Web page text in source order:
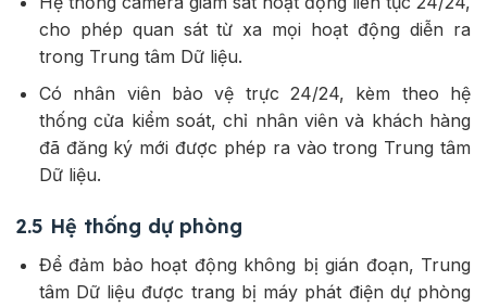
cho phép quan sát từ xa mọi hoạt động diễn ra
trong Trung tâm Dữ liệu.
Có nhân viên bảo vệ trực 24/24, kèm theo hệ
thống cửa kiểm soát, chỉ nhân viên và khách hàng
đã đăng ký mới được phép ra vào trong Trung tâm
Dữ liệu.
2.5 Hệ thống dự phòng
Để đảm bảo hoạt động không bị gián đoạn, Trung
tâm Dữ liệu được trang bị máy phát điện dự phòng